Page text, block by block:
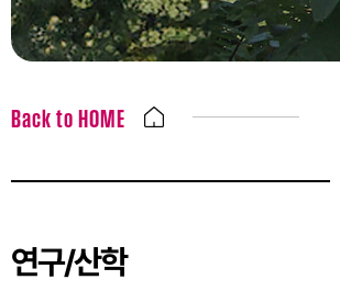
Back to HOME
연구/산학